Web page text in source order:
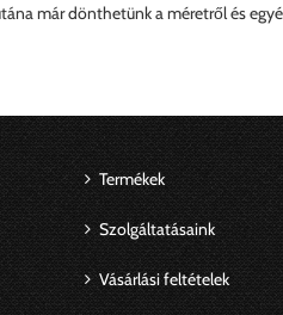
már dönthetünk a méretről és
Termékek
Szolgáltatásaink
Vásárlási feltételek